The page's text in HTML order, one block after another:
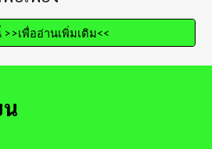
เพื่ออ่านเพิ่มเติม<<
น